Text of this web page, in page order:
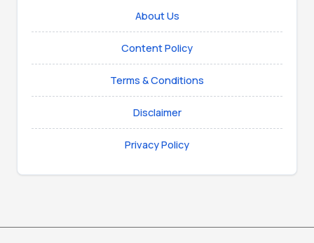
About Us
Content Policy
Terms & Conditions
Disclaimer
Privacy Policy